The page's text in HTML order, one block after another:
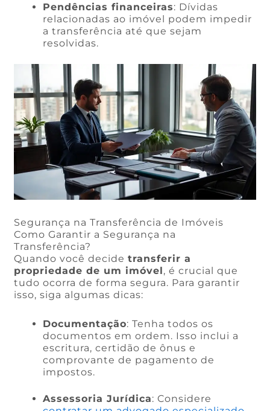
Pendências financeiras: Dívidas
relacionadas ao imóvel podem impedir
a transferência até que sejam
resolvidas.
Segurança na Transferência de Imóveis
Como Garantir a Segurança na
Transferência?
Quando você decidetransferir a
propriedade de um imóvel , é crucial que
tudo ocorra de forma segura. Para garantir
isso, siga algumas dicas:
Documentação: Tenha todos os
documentos em ordem. Isso inclui a
escritura, certidão de ônus e
comprovante de pagamento de
impostos.
Assessoria Jurídica: Considere